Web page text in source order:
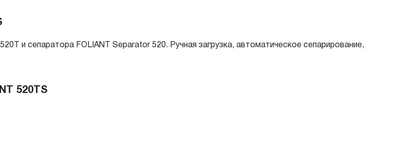
и сепаратора FOLIANT Separator 520. Ручная загрузка, автоматическое сепарирование,
520TS